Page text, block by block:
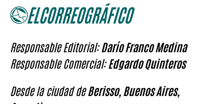
Responsable Editorial:Darío Franco Medina
Responsable Comercial:Edgardo Quinteros
Desde la ciudad deBerisso, Buenos Aires,